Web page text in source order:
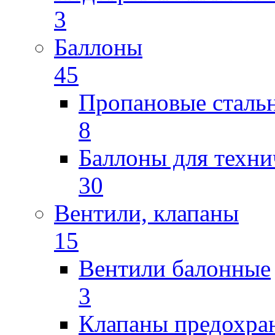
3
Баллоны
45
Пропановые
8
Баллоны для
30
Вентили, клапаны
15
Вентили балонные
3
Клапаны